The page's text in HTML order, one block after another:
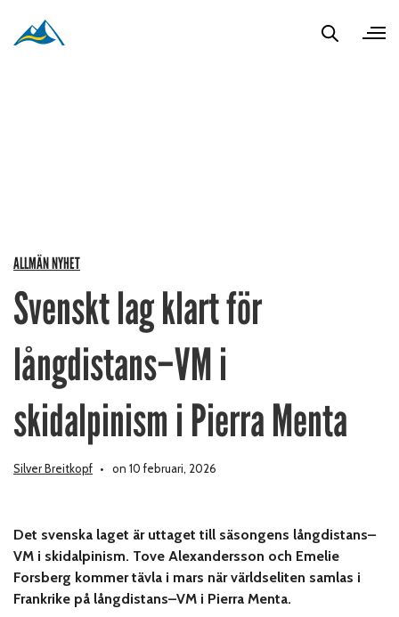
ALLMÄN NYHET
Svenskt lag klart för
långdistans–VM i
skidalpinism i Pierra Menta
Silver Breitkopf on 10 februari, 2026
Det svenska laget är uttaget till säsongens långdistans–
VM i skidalpinism. Tove Alexandersson och Emelie
Forsberg kommer tävla i mars när världseliten samlas i
Frankrike på långdistans–VM i Pierra Menta.